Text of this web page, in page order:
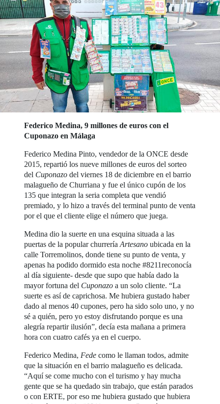
Federico Medina, 9 millones de euros con el
Cuponazo en Málaga
Federico Medina Pinto, vendedor de la ONCE desde
2015, repartió los nueve millones de euros del sorteo
del Cuponazo del viernes 18 de diciembre en el barrio
malagueño de Churriana y fue el único cupón de los
135 que integran la seria completa que vendió
premiado, y lo hizo a través del terminal punto de venta
por el que el cliente elige el número que juega.
Medina dio la suerte en una esquina situada a las
puertas de la popular churreríaArtesano ubicada en la
calle Torremolinos, donde tiene su punto de venta, y
apenas ha podido dormido esta noche #8211reconocía
al día siguiente- desde que supo que había dado la
mayor fortuna del Cuponazo a un solo cliente. “La
suerte es así de caprichosa. Me hubiera gustado haber
dado al menos 40 cupones, pero ha sido solo uno, y no
sé a quién, pero yo estoy disfrutando porque es una
alegría repartir ilusión”, decía esta mañana a primera
hora con cuatro cafés ya en el cuerpo.
Federico Medina,Fede como le llaman todos, admite
que la situación en el barrio malagueño es delicada.
“Aquí se come mucho con el turismo y hay mucha
gente que se ha quedado sin trabajo, que están parados
o con ERTE, por eso me hubiera gustado que hubiera